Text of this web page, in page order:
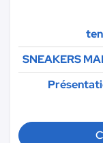
SNEAKERS